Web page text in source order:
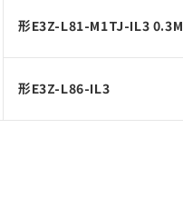
形E3Z-L81-M1TJ-IL3 0.3M
形E3Z-L86-IL3